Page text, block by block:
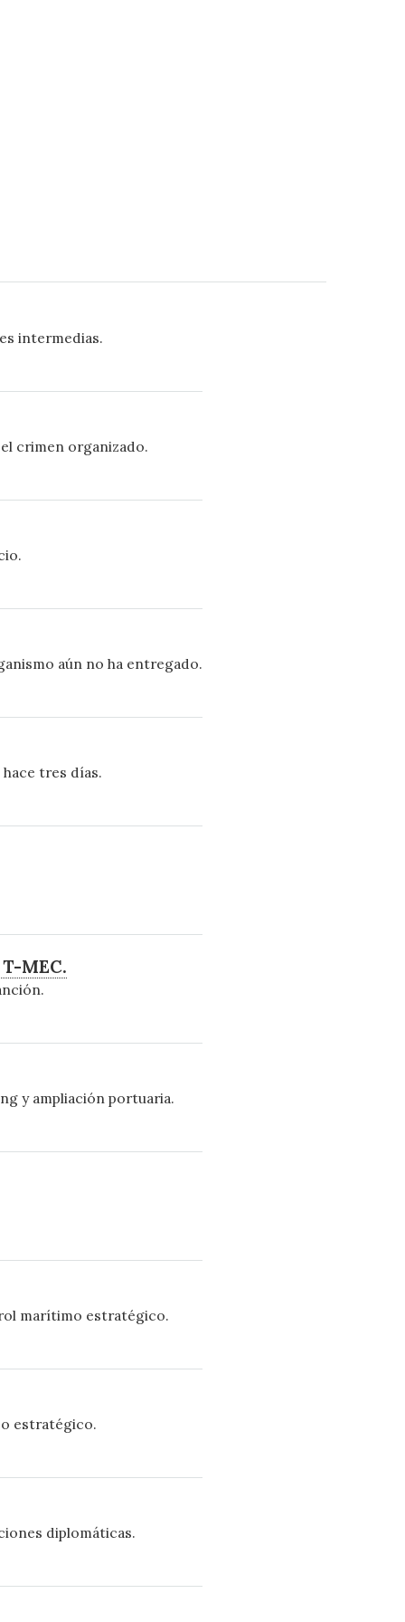
intermedias.
crimen organizado.
aún no ha entregado.
tres días.
MEC.
y ampliación portuaria.
marítimo estratégico.
estratégico.
diplomáticas.